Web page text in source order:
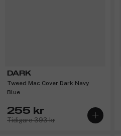
DARK
Tweed Mac Cover Dark Navy
Blue
255 kr
Tidigare 393 kr